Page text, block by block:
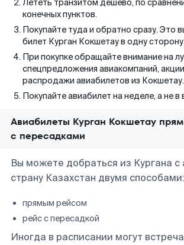
Лететь транзитом дешево, по
конечных пунктов.
Покупайте туда и обратно сразу. Это
билет Курган Кокшетау в одну сторону.
При покупке обращайте внимание на
спецпредложения авиакомпаний,
распродажи авиабилетов из Кокшетау.
Покупайте авиабилет на неделе, а не
Авиабилеты Курган Кокшетау
с пересадками
Вы можете добраться из Кургана с
страну Казахстан двумя способами:
прямым рейсом
рейс с пересадкой
Иногда в расписании могут